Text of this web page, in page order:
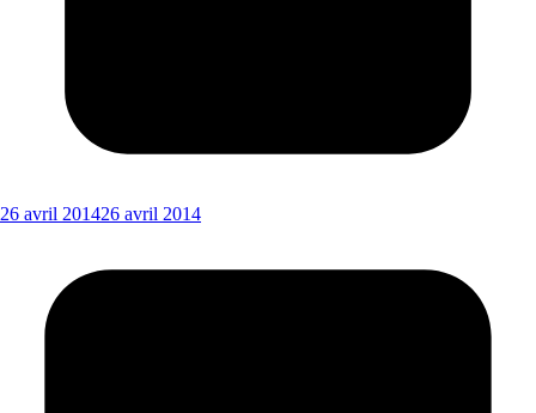
26 avril 201426 avril 2014